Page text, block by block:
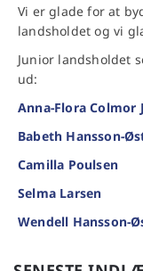
Vi er glade for at
landsholdet og vi
Junior landsholdet
ud:
Anna-Flora Colmor
Babeth Hansson-
Camilla Poulsen
Selma Larsen
Wendell Hansson-